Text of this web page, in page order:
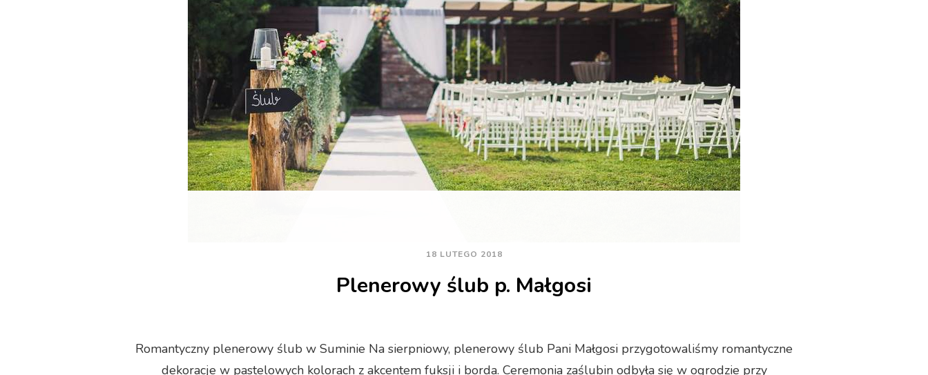
18 LUTEGO 2018
Plenerowy ślub p. Małgosi
Romantyczny plenerowy ślub w Suminie Na sierpniowy, plenerowy ślub Pani Małgosi przygotowaliśmy romantyczne
dekoracje w pastelowych kolorach z akcentem fuksji i borda. Ceremonia zaślubin odbyła się w ogrodzie przy